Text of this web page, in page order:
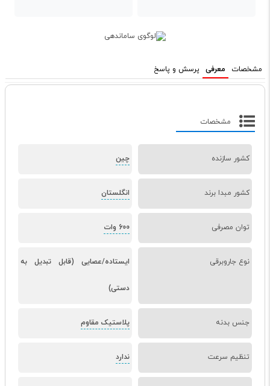
مشخصات معرفی پرسش و پاسخ
مشخصات
کشور سازنده چین
کشور مبدا برند انگلستان
توان مصرفی 600 وات
نوع جاروبرقی ایستاده/عصایی (قابل تبدیل به
دستی)
جنس بدنه پلاستیک مقاوم
تنظیم سرعت ندارد